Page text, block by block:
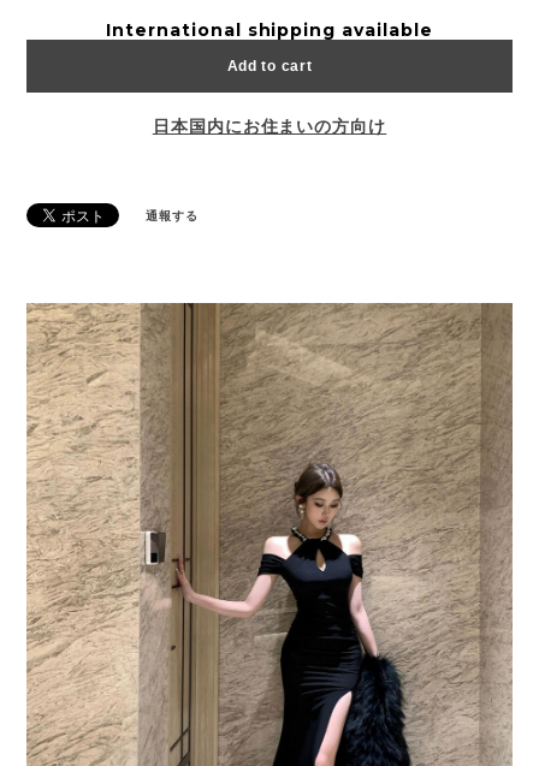
International shipping available
Add to cart
日本国内にお住まいの方向け
通報する